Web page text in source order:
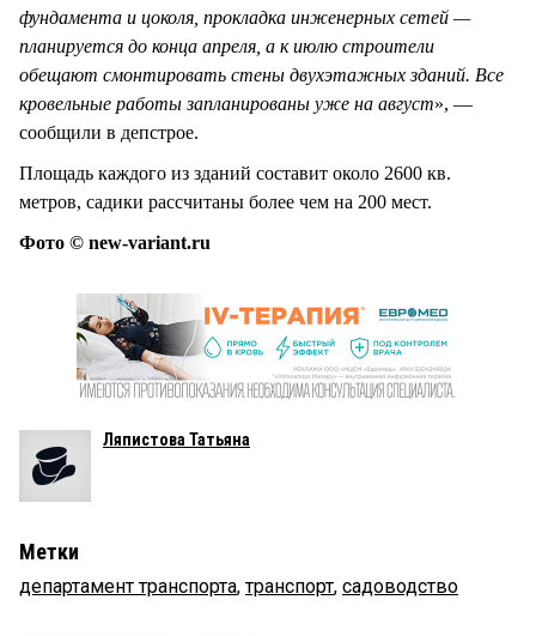
фундамента и цоколя, прокладка инженерных сетей —
планируется до конца апреля, а к июлю строители
обещают смонтировать стены двухэтажных зданий. Все
кровельные работы запланированы уже на август», —
сообщили в депстрое.
Площадь каждого из зданий составит около 2600 кв.
метров, садики рассчитаны более чем на 200 мест.
Фото © new-variant.ru
Ляпистова Татьяна
Метки
департамент транспорта,транспорт, садоводство